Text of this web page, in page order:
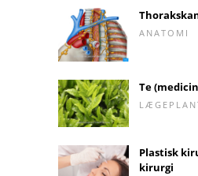
ANATOMI
Te
Plastisk
kirurgi